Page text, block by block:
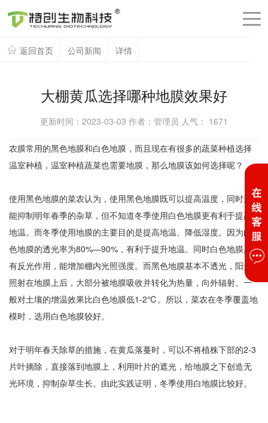
返回首页 公司新闻 详情
大棚黄瓜选择哪种地膜效果好
更新时间：2023-03-03 作者：管理员 人气： 1671
农膜常用的黑色地膜和白色地膜，而且现在有很多的蔬菜种植选择
温室种植，温室种植蔬菜也需要地膜，那么地膜该如何选择呢？
使用黑色地膜的菜农认为，使用黑色地膜既可以提高温度，同时还
能抑制明年春季的杂草，但不知道冬季使用白色地膜更有利于提高
地温。而冬季使用地膜的主要目的是提高地温、降低湿度。因为白
色地膜的透光率为80%—90%，有利于提升地温。同时白色地膜具
有反光作用，能增加棚内光照强度。而黑色地膜基本不透光，阳光
照射在地膜上后，大部分被地膜吸收并转化为热量，向外辐射。一
般对土壤的增温效果比白色地膜低1-2℃。所以，菜农在冬季覆盖地
模时，选用白色地膜较好。
对于明年春天除草的措施，在黄瓜落蔓时，可以不将植株下部的2-3
片叶摘除，直接落到地膜上，利用叶片的遮光，给地膜之下创造无
光环境，抑制杂草生长。由此实践证明，冬季使用白地膜比较好。